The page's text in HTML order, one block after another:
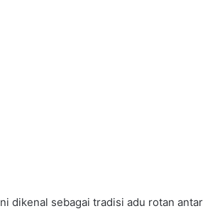
dikenal sebagai tradisi adu rotan antar